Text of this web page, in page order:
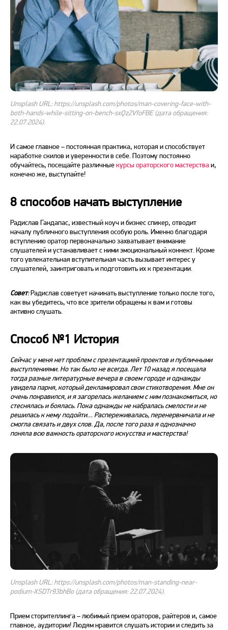
Unsplash URL: https://unsplash.com/photos/man-covering-face-with-
both-hands-while-sitting-on-bench-sxQz2VfoFBE (дата обращения:
22.07.2024).
И самое главное – постоянная практика, которая и способствует
наработке скилов и уверенности в себе. Поэтому постоянно
обучайтесь, посещайте различныекурсы ораторского мастерстваи,
конечно же, выступайте!
8 способов начать выступление
Радислав Гандапас, известный коуч и бизнес спикер, отводит
началу публичного выступления особую роль. Именно благодаря
вступлению оратор первоначально захватывает внимание
слушателей и устанавливает с ними эмоциональный коннект. Кроме
того увлекательная вступительная часть вызывает интерес у
слушателей, заинтриговать и подготовить их к презентации.
Совет:Радислав советует начинать выступление только после того,
как вы убедитесь, что все зрители обращены к вам и готовы
активно слушать.
Способ №1 История
Сейчас у меня нет проблемс презентациейпроектов и публичными
выступлениями. Но так было не всегда. Лет 10 назад я посещала
тогда разные литературные вечера в своем городе и однажды
увидела парня, который декламировал свои стихотворения. Мне он
очень понравился, и я загорелась желанием с ним познакомиться, но
стеснялась и боялась. Пока однажды не набралась смелости и не
решилась к нему подойти… Распереживалась, перенервничала и не
смогла связать и двухслов. Да, после того раза я однозначно
поняла всю важность ораторского искусства и мастерства!
Unsplash URL: https://unsplash.com/photos/man-standing-near-
podium-XSDTr93bhBo (дата обращения: 22.07.2024).
Прием сторителлинга – любимый прием ораторов, райтеров и, самое
главное, аудитории! Людям нравится слушать истории и следить за